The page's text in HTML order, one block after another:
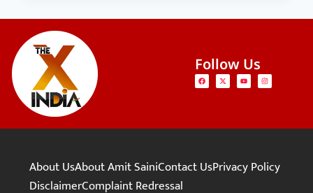
Follow Us
About UsAbout Amit SainiContact UsPrivacy Policy
DisclaimerComplaint Redressal